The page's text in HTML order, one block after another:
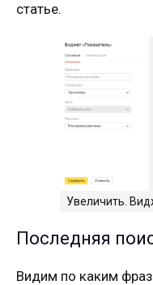
статье.
Увеличить.
Последняя
Видим по каким